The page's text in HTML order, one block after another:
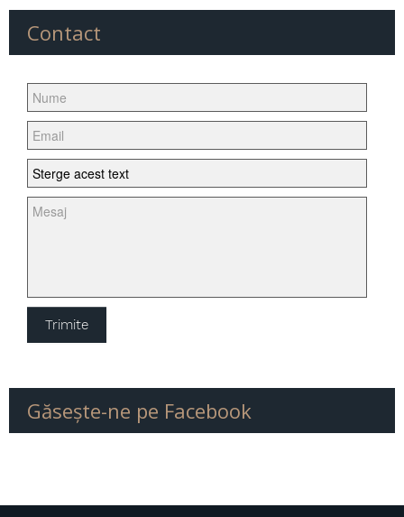
Anvelopa Enduro FIM
Anvelopa Street
Anvelopa Moped
Anvelopa tourensport
Anvelopa Chopper/Cruiser
Anvelopa super sport de strada
Anvelopa SPEEDWAY
Anvelopa Supermoto
Contact
Găseşte-ne pe Facebook